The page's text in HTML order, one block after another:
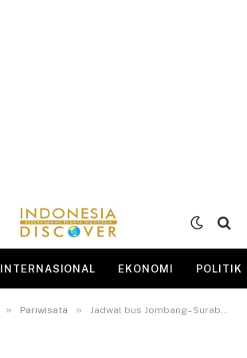
INTERNASIONAL EKONOMI POLITIK
» Pariwisata » Jadwal bus Jombang–Surabaya: Rekomendasi, harga, dan pengalaman perjalanan